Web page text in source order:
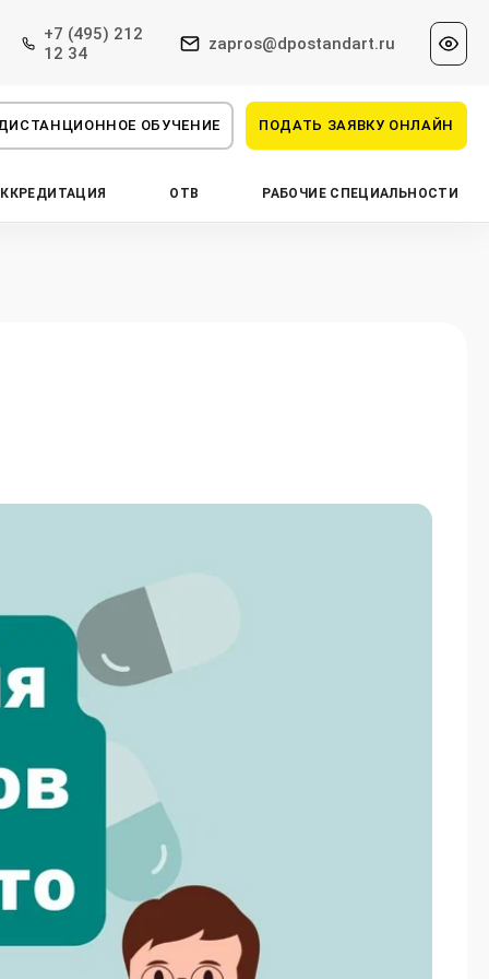
+7 (495) 212
12 34
zapros@dpostandart.ru
ОБУЧЕНИЕ ПОДАТЬ ЗАЯВКУ ОНЛАЙН
ОТВ РАБОЧИЕ СПЕЦИАЛЬНОСТИ